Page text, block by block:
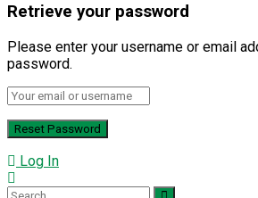
Retrieve your password
Please enter your username or email
password.
Log In